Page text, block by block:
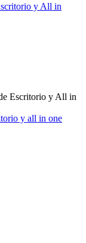
y All in
Escritorio y All in
y all in one